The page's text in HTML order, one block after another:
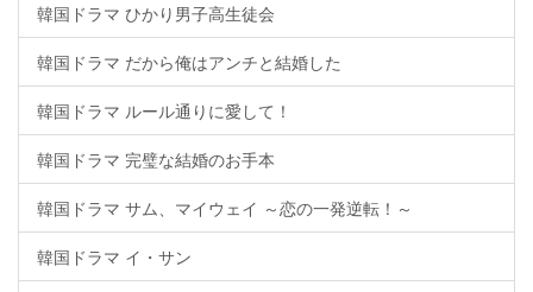
韓国ドラマ ひかり男子高生徒会
韓国ドラマ だから俺はアンチと結婚した
韓国ドラマ ルール通りに愛して！
韓国ドラマ 完璧な結婚のお手本
韓国ドラマ サム、マイウェイ ～恋の一発逆転！～
韓国ドラマ イ・サン